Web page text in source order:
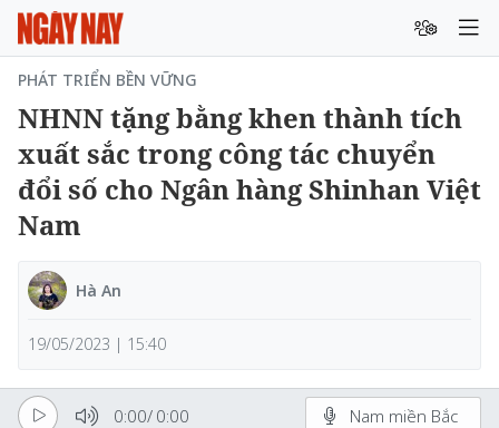
PHÁT TRIỂN BỀN VỮNG
NHNN tặng bằng khen thành tích
xuất sắc trong công tác chuyển
đổi số cho Ngân hàng Shinhan Việt
Nam
Hà An
19/05/2023 | 15:40
0:00/ 0:00 Nam miền Bắc